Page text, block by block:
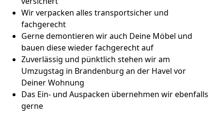
Wir verpacken alles transportsicher und
fachgerecht
Gerne demontieren wir auch Deine Möbel und
bauen diese wieder fachgerecht auf
Zuverlässig und pünktlich stehen wir am
Umzugstag in Brandenburg an der Havel vor
Deiner Wohnung
Das Ein- und Auspacken übernehmen wir ebenfalls
gerne